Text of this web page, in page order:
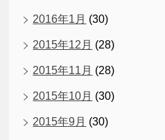
2016年1月 (30)
2015年12月 (28)
2015年11月 (28)
2015年10月 (30)
2015年9月 (30)